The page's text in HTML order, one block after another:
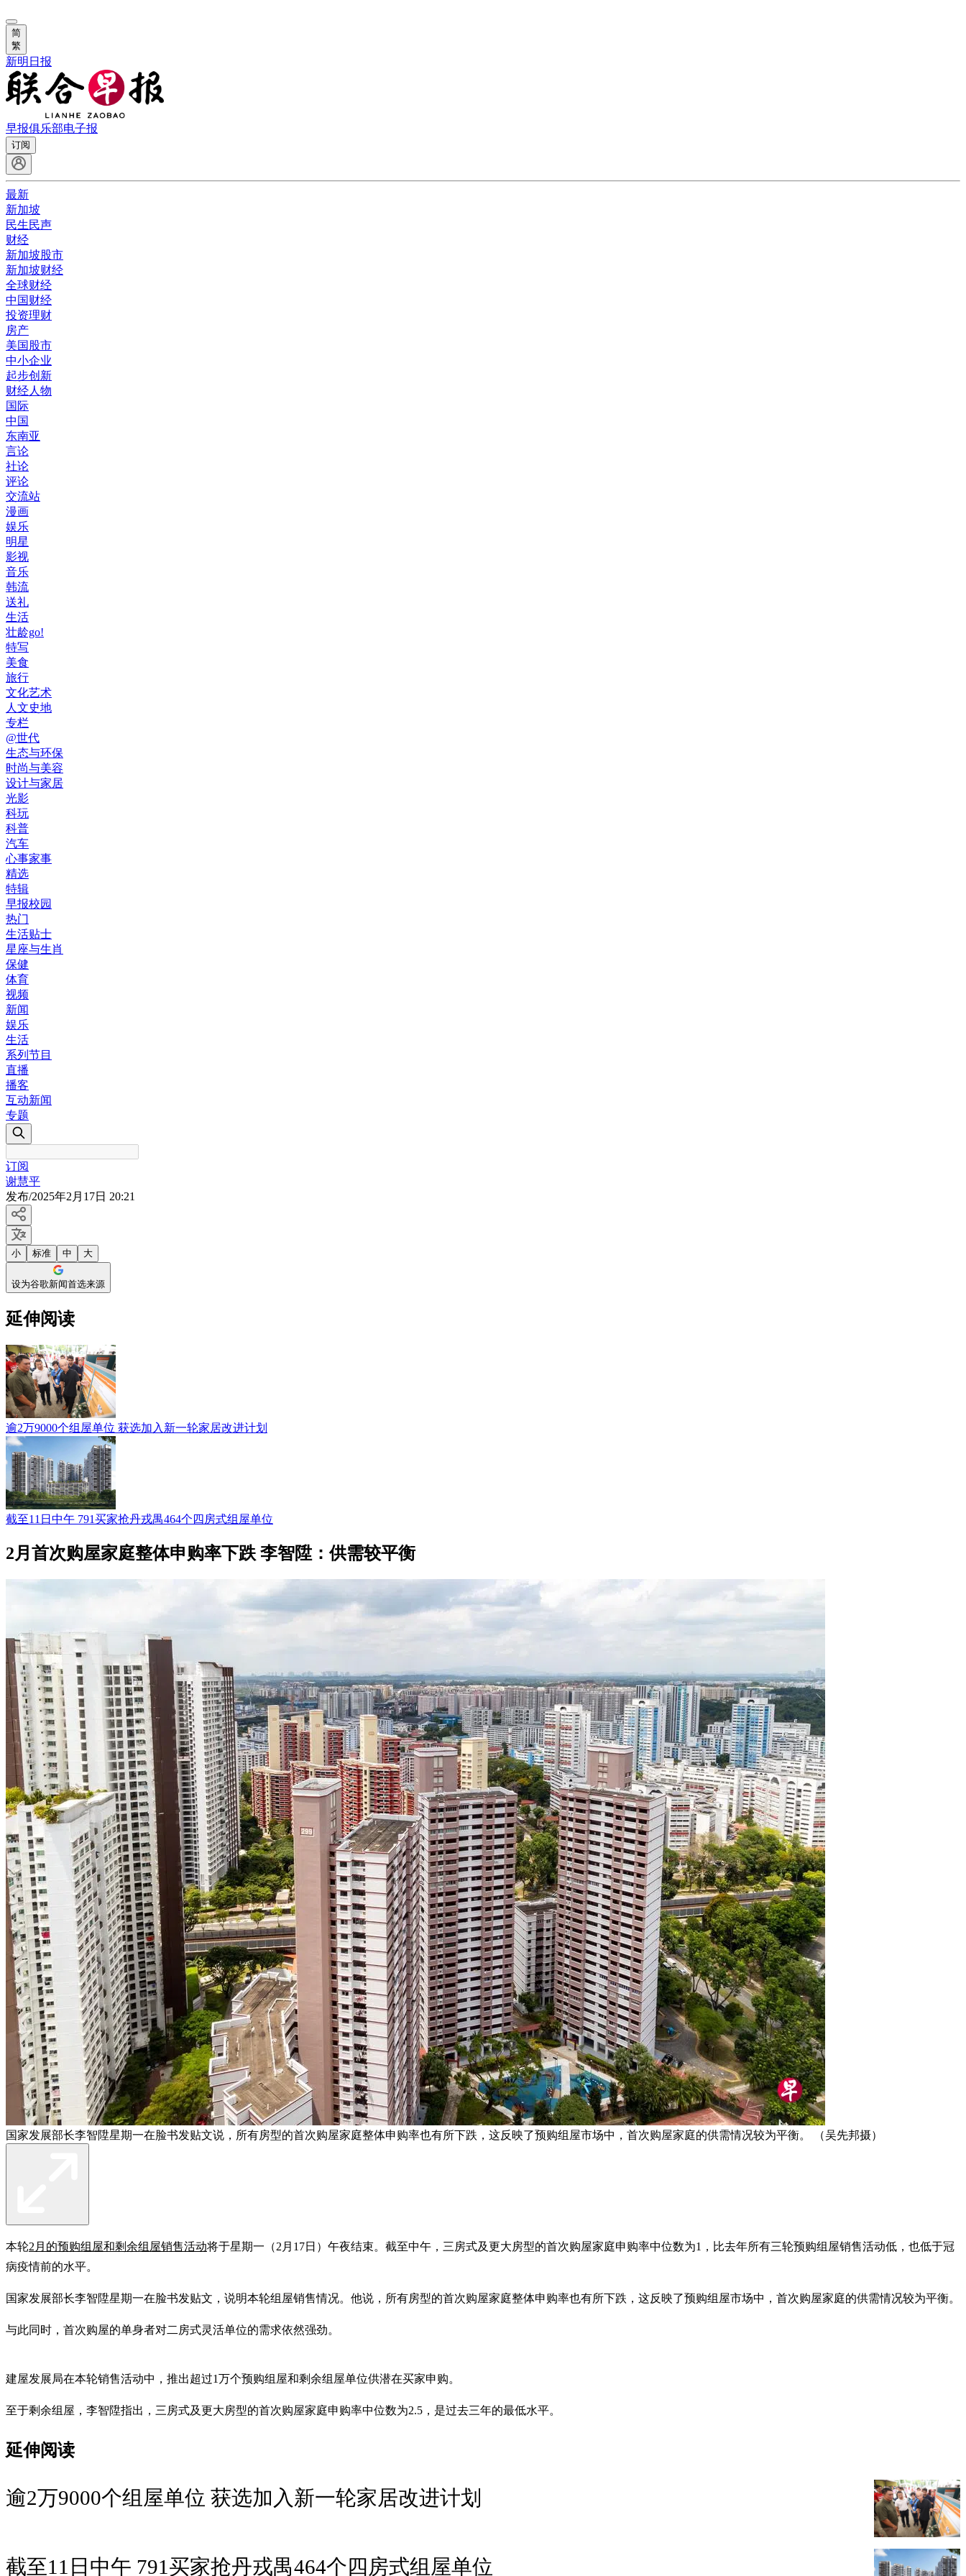
简
繁
新明日报
早报俱乐部电子报
订阅
最新
新加坡
民生民声
财经
新加坡股市
新加坡财经
全球财经
中国财经
投资理财
房产
美国股市
中小企业
起步创新
财经人物
国际
中国
东南亚
言论
社论
评论
交流站
漫画
娱乐
明星
影视
音乐
韩流
送礼
生活
壮龄go!
特写
美食
旅行
文化艺术
人文史地
专栏
@世代
生态与环保
时尚与美容
设计与家居
光影
科玩
科普
汽车
心事家事
精选
特辑
早报校园
热门
生活贴士
星座与生肖
保健
体育
视频
新闻
娱乐
生活
系列节目
直播
播客
互动新闻
专题
订阅
谢慧平
发布/2025年2月17日 20:21
小 标准 中 大
设为谷歌新闻首选来源
延伸阅读
逾2万9000个组屋单位 获选加入新一轮家居改进计划
截至11日中午 791买家抢丹戎禺464个四房式组屋单位
2月首次购屋家庭整体申购率下跌 李智陞：供需较平衡
国家发展部长李智陞星期一在脸书发贴文说，所有房型的首次购屋家庭整体申购率也有所下跌，这反映了预购组屋市场中，首次购屋家庭的供需情况较为平衡。 （吴先邦摄）
本轮2月的预购组屋和剩余组屋销售活动将于星期一（2月17日）午夜结束。截至中午，三房式及更大房型的首次购屋家庭申购率中位数为1，比去年所有三轮预购组屋销售活动低，也低于冠
病疫情前的水平。
国家发展部长李智陞星期一在脸书发贴文，说明本轮组屋销售情况。他说，所有房型的首次购屋家庭整体申购率也有所下跌，这反映了预购组屋市场中，首次购屋家庭的供需情况较为平衡。
与此同时，首次购屋的单身者对二房式灵活单位的需求依然强劲。
建屋发展局在本轮销售活动中，推出超过1万个预购组屋和剩余组屋单位供潜在买家申购。
至于剩余组屋，李智陞指出，三房式及更大房型的首次购屋家庭申购率中位数为2.5，是过去三年的最低水平。
延伸阅读
逾2万9000个组屋单位 获选加入新一轮家居改进计划
截至11日中午 791买家抢丹戎禺464个四房式组屋单位